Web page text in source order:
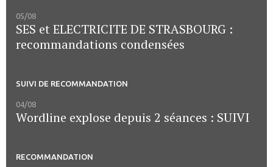
05/08
SES et ELECTRICITE DE STRASBOURG :
recommandations condensées
SUIVI DE RECOMMANDATION
04/08
Wordline explose depuis 2 séances : SUIVI
RECOMMANDATION